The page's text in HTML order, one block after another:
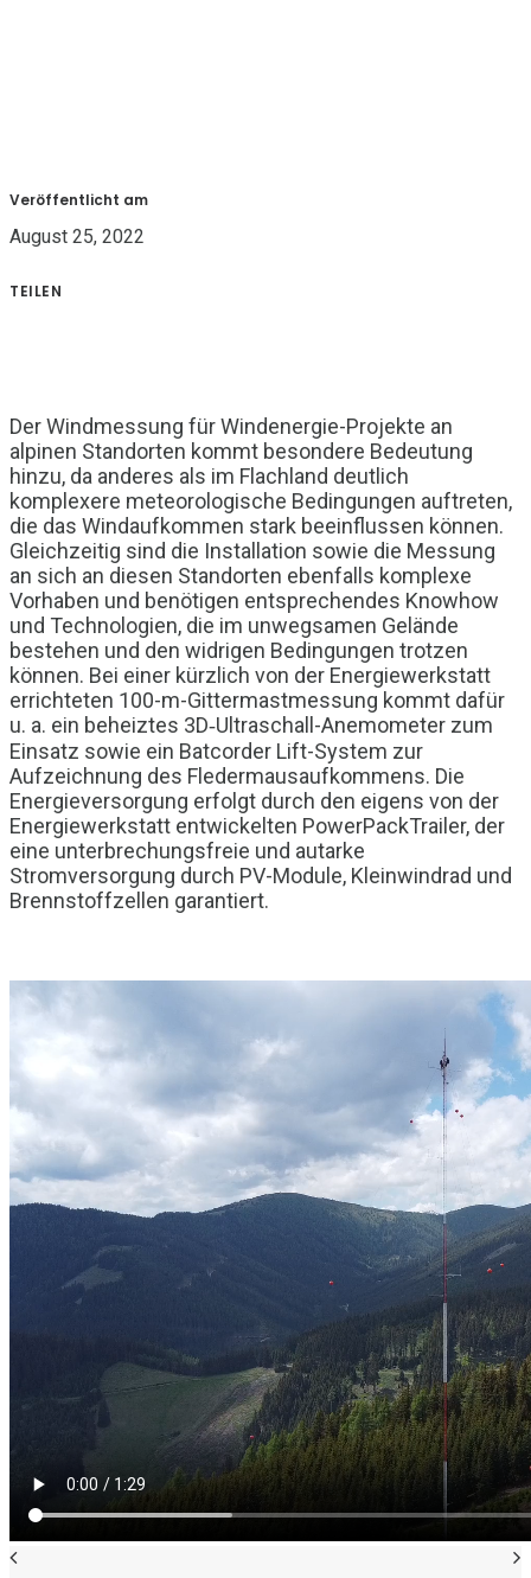
Veröffentlicht am
August 25, 2022
TEILEN
Der Windmessung für Windenergie-Projekte an
alpinen Standorten kommt besondere Bedeutung
hinzu, da anderes als im Flachland deutlich
komplexere meteorologische Bedingungen auftreten,
die das Windaufkommen stark beeinflussen können.
Gleichzeitig sind die Installation sowie die Messung
an sich an diesen Standorten ebenfalls komplexe
Vorhaben und benötigen entsprechendes Knowhow
und Technologien, die im unwegsamen Gelände
bestehen und den widrigen Bedingungen trotzen
können. Bei einer kürzlich von der Energiewerkstatt
errichteten 100-m-Gittermastmessung kommt dafür
u. a. ein beheiztes 3D‑Ultraschall-Anemometer zum
Einsatz sowie ein Batcorder Lift-System zur
Aufzeichnung des Fledermausaufkommens. Die
Energieversorgung erfolgt durch den eigens von der
Energiewerkstatt entwickelten PowerPackTrailer, der
eine unterbrechungsfreie und autarke
Stromversorgung durch PV-Module, Kleinwindrad und
Brennstoffzellen garantiert.